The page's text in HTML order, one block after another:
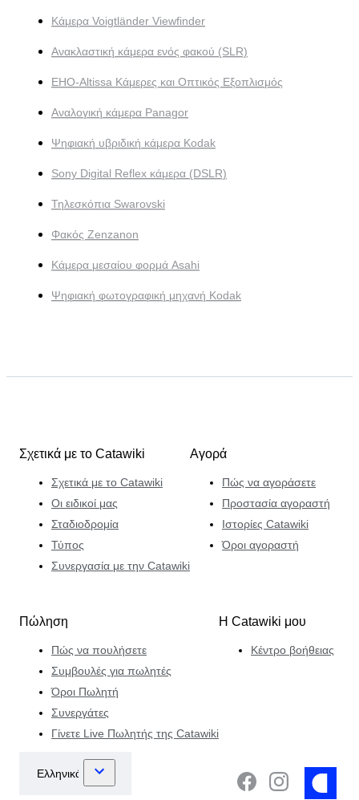
Κάμερα Voigtländer Viewfinder
Ανακλαστική κάμερα ενός φακού (SLR)
EHO-Altissa Κάμερες και Οπτικός Εξοπλισμός
Αναλογική κάμερα Panagor
Ψηφιακή υβριδική κάμερα Kodak
Sony Digital Reflex κάμερα (DSLR)
Τηλεσκόπια Swarovski
Φακός Zenzanon
Κάμερα μεσαίου φορμά Asahi
Ψηφιακή φωτογραφική μηχανή Kodak
Σχετικά με το Catawiki
Σχετικά με το Catawiki
Οι ειδικοί μας
Σταδιοδρομία
Τύπος
Συνεργασία με την Catawiki
Αγορά
Πώς να αγοράσετε
Προστασία αγοραστή
Ιστορίες Catawiki
Όροι αγοραστή
Πώληση
Πώς να πουλήσετε
Συμβουλές για πωλητές
Όροι Πωλητή
Συνεργάτες
Γίνετε Live Πωλητής της Catawiki
Η Catawiki μου
Κέντρο βοήθειας